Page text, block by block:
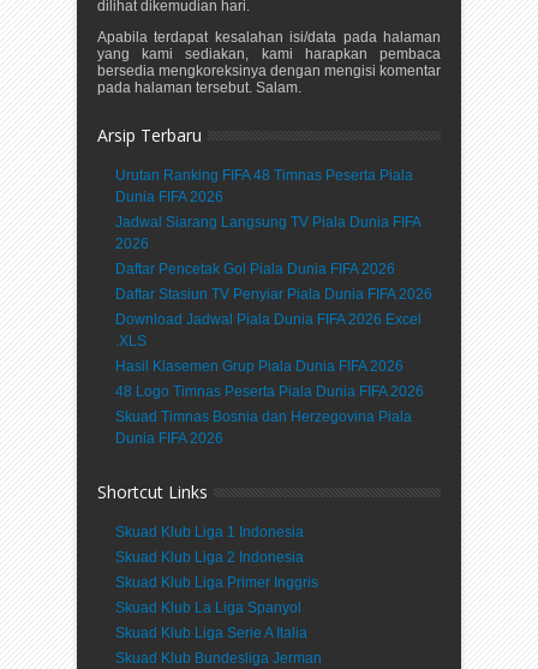
dilihat dikemudian hari.
Apabila terdapat kesalahan isi/data pada halaman
yang kami sediakan, kami harapkan pembaca
bersedia mengkoreksinya dengan mengisi komentar
pada halaman tersebut. Salam.
Arsip Terbaru
Urutan Ranking FIFA 48 Timnas Peserta Piala
Dunia FIFA 2026
Jadwal Siarang Langsung TV Piala Dunia FIFA
2026
Daftar Pencetak Gol Piala Dunia FIFA 2026
Daftar Stasiun TV Penyiar Piala Dunia FIFA 2026
Download Jadwal Piala Dunia FIFA 2026 Excel
.XLS
Hasil Klasemen Grup Piala Dunia FIFA 2026
48 Logo Timnas Peserta Piala Dunia FIFA 2026
Skuad Timnas Bosnia dan Herzegovina Piala
Dunia FIFA 2026
Shortcut Links
Skuad Klub Liga 1 Indonesia
Skuad Klub Liga 2 Indonesia
Skuad Klub Liga Primer Inggris
Skuad Klub La Liga Spanyol
Skuad Klub Liga Serie A Italia
Skuad Klub Bundesliga Jerman